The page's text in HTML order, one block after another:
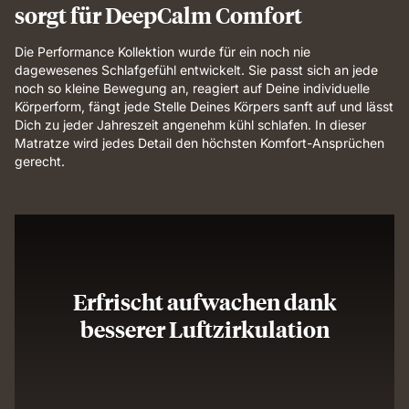
sorgt für DeepCalm Comfort
Die Performance Kollektion wurde für ein noch nie
dagewesenes Schlafgefühl entwickelt. Sie passt sich an jede
noch so kleine Bewegung an, reagiert auf Deine individuelle
Körperform, fängt jede Stelle Deines Körpers sanft auf und lässt
Dich zu jeder Jahreszeit angenehm kühl schlafen. In dieser
Matratze wird jedes Detail den höchsten Komfort-Ansprüchen
gerecht.
Erfrischt aufwachen dank
besserer Luftzirkulation